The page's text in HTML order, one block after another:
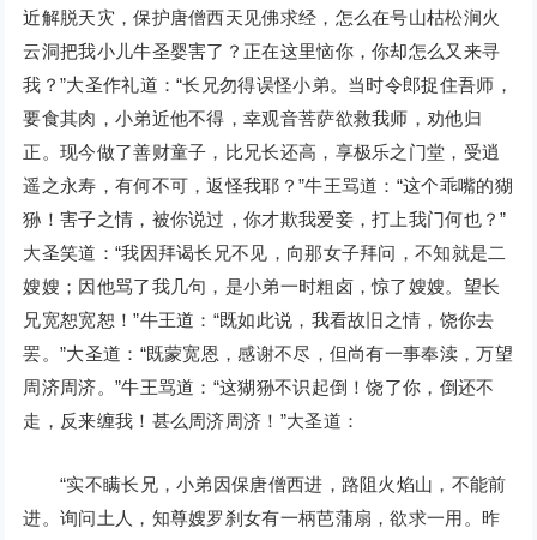
近解脱天灾，保护唐僧西天见佛求经，怎么在号山枯松涧火
云洞把我小儿牛圣婴害了？正在这里恼你，你却怎么又来寻
我？”大圣作礼道：“长兄勿得误怪小弟。当时令郎捉住吾师，
要食其肉，小弟近他不得，幸观音菩萨欲救我师，劝他归
正。现今做了善财童子，比兄长还高，享极乐之门堂，受逍
遥之永寿，有何不可，返怪我耶？”牛王骂道：“这个乖嘴的猢
狲！害子之情，被你说过，你才欺我爱妾，打上我门何也？”
大圣笑道：“我因拜谒长兄不见，向那女子拜问，不知就是二
嫂嫂；因他骂了我几句，是小弟一时粗卤，惊了嫂嫂。望长
兄宽恕宽恕！”牛王道：“既如此说，我看故旧之情，饶你去
罢。”大圣道：“既蒙宽恩，感谢不尽，但尚有一事奉渎，万望
周济周济。”牛王骂道：“这猢狲不识起倒！饶了你，倒还不
走，反来缠我！甚么周济周济！”大圣道：
“实不瞒长兄，小弟因保唐僧西进，路阻火焰山，不能前
进。询问土人，知尊嫂罗刹女有一柄芭蒲扇，欲求一用。昨